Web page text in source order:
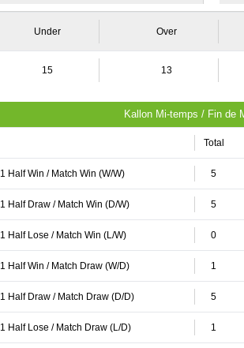
Under Over
15 13
Kallon Mi-temps / Fin de
Total
1 Half Win / Match Win (W/W) 5
1 Half Draw / Match Win (D/W) 5
1 Half Lose / Match Win (L/W) 0
1 Half Win / Match Draw (W/D) 1
1 Half Draw / Match Draw (D/D) 5
1 Half Lose / Match Draw (L/D) 1